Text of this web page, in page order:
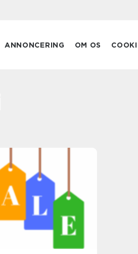
ANNONCERING OM OS